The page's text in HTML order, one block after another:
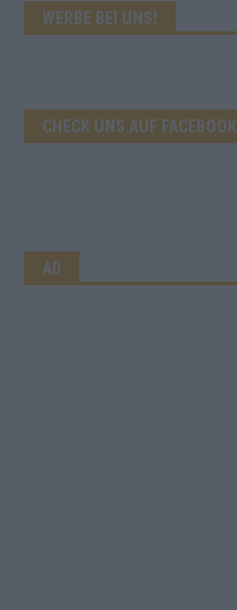
WERBE BEI UNS!
CHECK UNS AUF FACEBOOK
AD